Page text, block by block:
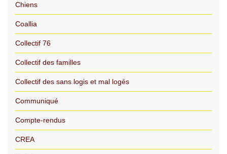
Chiens
Coallia
Collectif 76
Collectif des familles
Collectif des sans logis et mal logés
Communiqué
Compte-rendus
CREA